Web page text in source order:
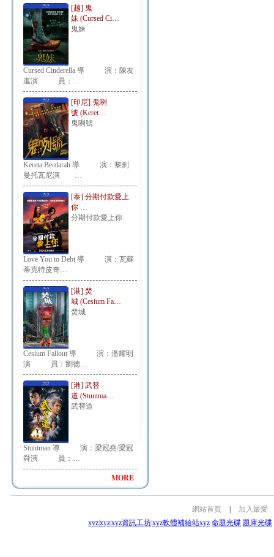
[越] 鬼
妹 (Cursed Ci…
鬼妹
Cursed Cinderella 導 演：陳友
進演 員：…
[印尼] 鬼咧
號 (Keret…
鬼咧號
Kereta Berdarah 導 演：黎刹
曼托瓦尼演 …
[泰] 分期付款愛上
你 …
分期付款愛上你
Love You to Debt 導 演：瓦蘇
蒂克特皮奇…
[港] 焚
城 (Cesium Fa…
焚城
Cesium Fallout 導 演：潘耀明
演 員：劉德…
[港] 武替
道 (Stuntma…
武替道
Stuntman 導 演：梁冠堯/梁冠
舜演 員：…
MORE
網站首頁
加入最愛
xyzxyzxyz資訊工坊xyz軟體補給站xyz 命題光碟 題庫光碟